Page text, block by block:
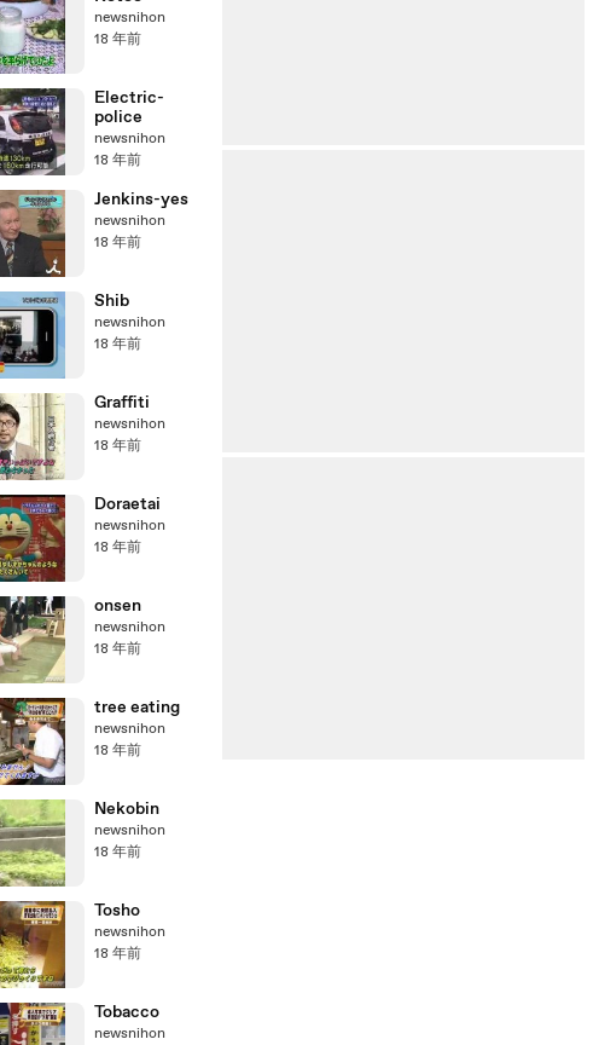
newsnihon
18 年前
Electric-
police
newsnihon
18 年前
Jenkins-yes
newsnihon
18 年前
Shib
newsnihon
18 年前
Graffiti
newsnihon
18 年前
Doraetai
newsnihon
18 年前
onsen
newsnihon
18 年前
tree eating
newsnihon
18 年前
Nekobin
newsnihon
18 年前
Tosho
newsnihon
18 年前
Tobacco
newsnihon